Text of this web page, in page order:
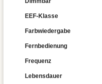
EEF-Klasse
Farbwiedergabe
Fernbedienung
Frequenz
Lebensdauer